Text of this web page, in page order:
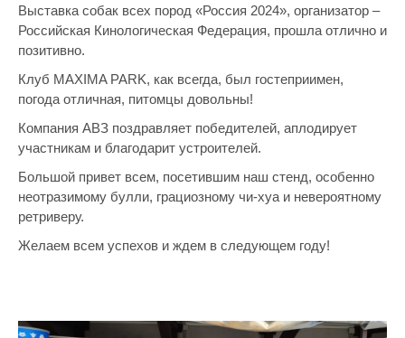
Выставка собак всех пород «Россия 2024», организатор –
Российская Кинологическая Федерация, прошла отлично и
позитивно.
Клуб MAXIMA PARK, как всегда, был гостеприимен,
погода отличная, питомцы довольны!
Компания АВЗ поздравляет победителей, аплодирует
участникам и благодарит устроителей.
Большой привет всем, посетившим наш стенд, особенно
неотразимому булли, грациозному чи-хуа и невероятному
ретриверу.
Желаем всем успехов и ждем в следующем году!